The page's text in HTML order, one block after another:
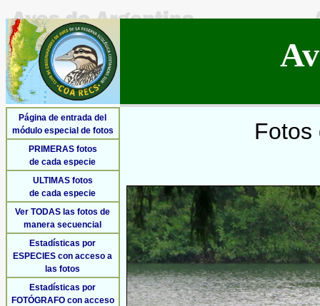
Página de entrada del
módulo especial de fotos
PRIMERAS fotos
de cada especie
ULTIMAS fotos
de cada especie
Ver TODAS las fotos de
manera secuencial
Estadísticas por
ESPECIES con acceso a
las fotos
Estadísticas por
FOTÓGRAFO con acceso
Fotos